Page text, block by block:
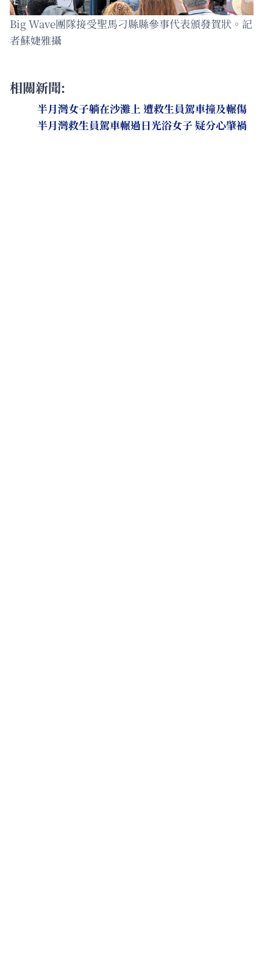
Big Wave團隊接受聖馬刁縣縣參事代表頒發賀狀。記
者蘇婕雅攝
相關新聞:
半月灣女子躺在沙灘上 遭救生員駕車撞及輾傷
半月灣救生員駕車輾過日光浴女子 疑分心肇禍